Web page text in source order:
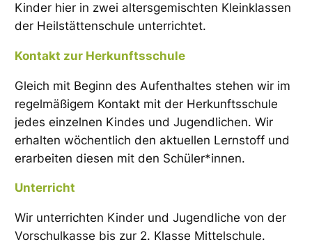
Kinder hier in zwei altersgemischten Kleinklassen
der Heilstättenschule unterrichtet.
Kontakt zur Herkunftsschule
Gleich mit Beginn des Aufenthaltes stehen wir im
regelmäßigem Kontakt mit der Herkunftsschule
jedes einzelnen Kindes und Jugendlichen. Wir
erhalten wöchentlich den aktuellen Lernstoff und
erarbeiten diesen mit den Schüler*innen.
Unterricht
Wir unterrichten Kinder und Jugendliche von der
Vorschulkasse bis zur 2. Klasse Mittelschule.